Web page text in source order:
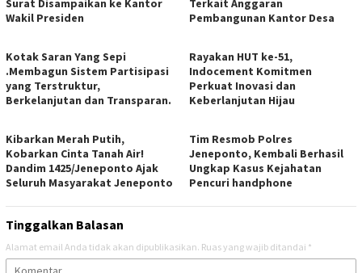
Surat Disampaikan ke Kantor
Wakil Presiden
Terkait Anggaran
Pembangunan Kantor Desa
Kotak Saran Yang Sepi
.Membagun Sistem Partisipasi
yang Terstruktur,
Berkelanjutan dan Transparan.
Rayakan HUT ke-51,
Indocement Komitmen
Perkuat Inovasi dan
Keberlanjutan Hijau
Kibarkan Merah Putih,
Kobarkan Cinta Tanah Air!
Dandim 1425/Jeneponto Ajak
Seluruh Masyarakat Jeneponto
Tim Resmob Polres
Jeneponto, Kembali Berhasil
Ungkap Kasus Kejahatan
Pencuri handphone
Tinggalkan Balasan
Alamat email Anda tidak akan dipublikasikan. Ruas yang wajib ditandai *